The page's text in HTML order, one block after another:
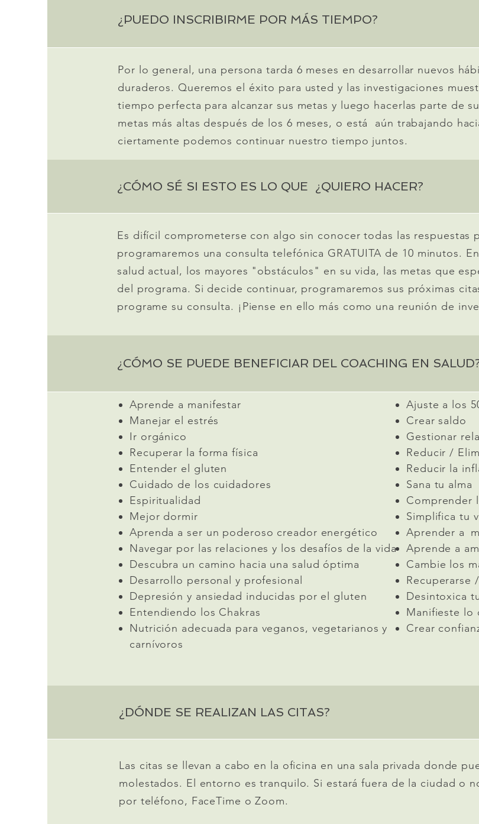
¿PUEDO INSCRIBIRME POR MÁS TIEMPO?
Por lo general, una persona tarda 6 meses en desarrollar nuevos
duraderos. Queremos el éxito para usted y las investigaciones
tiempo perfecta para alcanzar sus metas y luego hacerlas parte de
metas más altas después de los 6 meses, o está aún trabajando
ciertamente podemos continuar nuestro tiempo juntos.
¿CÓMO SÉ SI ESTO ES LO QUE ¿QUIERO HACER?
Es difícil comprometerse con algo sin conocer todas las respuestas
programaremos una consulta telefónica GRATUITA de 10 minutos.
salud actual, los mayores "obstáculos" en su vida, las metas que
del programa. Si decide continuar, programaremos sus próximas
programe su consulta. ¡Piense en ello más como una reunión de
¿CÓMO SE PUEDE BENEFICIAR DEL COACHING EN
Aprende a manifestar
Manejar el estrés
Ir orgánico
Recuperar la forma física
Entender el gluten
Cuidado de los cuidadores
Espiritualidad
Mejor dormir
Aprenda a ser un poderoso creador energético
Navegar por las relaciones y los desafíos de la vida
Descubra un camino hacia una salud óptima
Desarrollo personal y profesional
Depresión y ansiedad inducidas por el gluten
Entendiendo los Chakras
Nutrición adecuada para veganos, vegetarianos y
carnívoros
Ajuste a los
Crear saldo
Gestionar
Reducir /
Reducir la
Sana tu alma
Comprender
Simplifica tu
Aprender a
Aprende a
Cambie los
Recuperarse
Desintoxica
Manifieste lo
Crear
¿DÓNDE SE REALIZAN LAS CITAS?
Las citas se llevan a cabo en la oficina en una sala privada donde
molestados. El entorno es tranquilo. Si estará fuera de la ciudad o
por teléfono, FaceTime o Zoom.